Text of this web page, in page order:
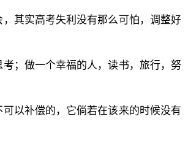
其实高考失利没有那么可怕，调整好
；做一个幸福的人，读书，旅行，努
以补偿的，它倘若在该来的时候没有